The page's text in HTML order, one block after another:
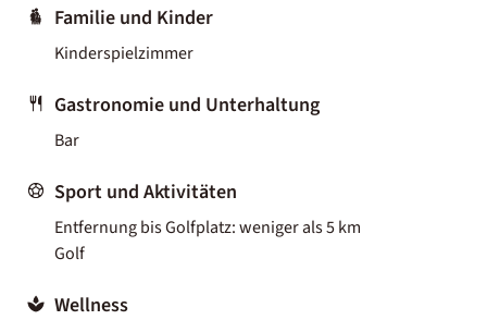
Familie und Kinder
Kinderspielzimmer
Gastronomie und Unterhaltung
Bar
Sport und Aktivitäten
Entfernung bis Golfplatz: weniger als 5 km
Golf
Wellness